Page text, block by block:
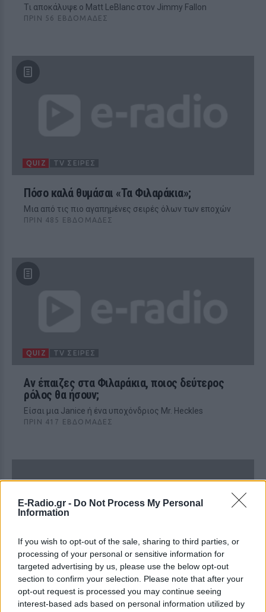
E-Radio.gr - Do Not Process My Personal
Information
If you wish to opt-out of the sale, sharing to third parties, or
processing of your personal or sensitive information for
targeted advertising by us, please use the below opt-out
section to confirm your selection. Please note that after your
opt-out request is processed you may continue seeing
interest-based ads based on personal information utilized by
Τι αποκάλυψε ο Matt LeBlanc στον Jimmy Fallon
ΠΡΙΝ 56 ΕΒΔΟΜΆΔΕΣ
QUIZ TV ΣΕΙΡΈΣ
Πόσο καλά θυμάσαι «Τα Φιλαράκια»;
Μια από τις πιο αγαπημένες σειρές όλων των εποχών
ΠΡΙΝ 485 ΕΒΔΟΜΆΔΕΣ
QUIZ TV ΣΕΙΡΈΣ
Αν έπαιζες στα Φιλαράκια, ποιος δεύτερος
ρόλος θα ήσουν;
Είσαι μια Janice ή ένα υποχόνδριος Mr. Heckles
ΠΡΙΝ 417 ΕΒΔΟΜΆΔΕΣ
RETRO
«Τα Φιλαράκια»: Αγνωστες ιστορίες πίσω από
την πιο αγαπημένη σειρά